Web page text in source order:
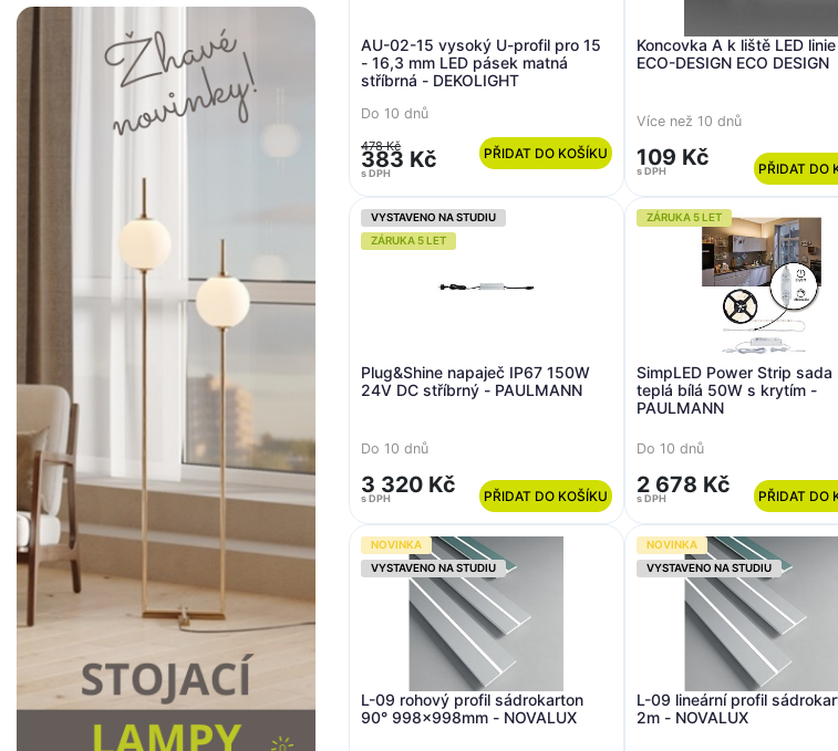
AU-02-15 vysoký U-profil pro 15
- 16,3 mm LED pásek matná
stříbrná - DEKOLIGHT
Do 10 dnů
478 Kč
383 Kč
s DPH
PŘIDAT DO KOŠÍKU
Koncovka A k liště LED
ECO-DESIGN ECO DESIGN
Více než 10 dnů
109 Kč
s DPH PŘIDAT DO
VYSTAVENO NA STUDIU
ZÁRUKA 5 LET
Plug&Shine napaječ IP67 150W
24V DC stříbrný - PAULMANN
Do 10 dnů
3 320 Kč
s DPH PŘIDAT DO KOŠÍKU
ZÁRUKA 5 LET
SimpLED Power Strip sada
teplá bílá 50W s krytím -
PAULMANN
Do 10 dnů
2 678 Kč
s DPH PŘIDAT DO
NOVINKA
VYSTAVENO NA STUDIU
L-09 rohový profil sádrokarton
90° 998x998mm - NOVALUX
NOVINKA
VYSTAVENO NA STUDIU
L-09 lineární profil
2m - NOVALUX